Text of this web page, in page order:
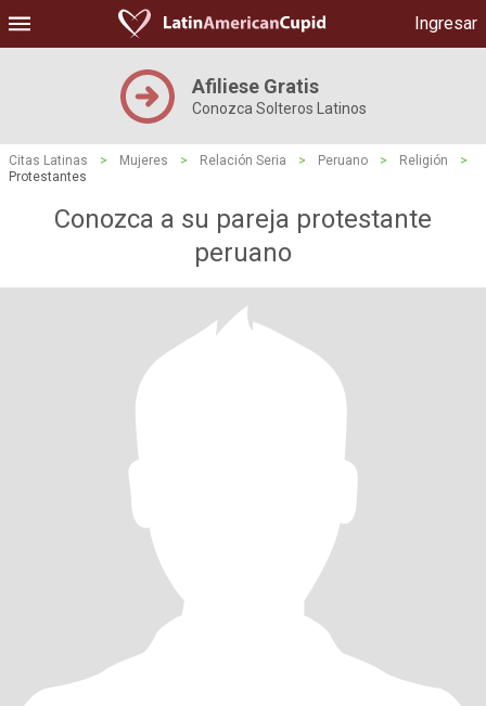
Ingresar
Afiliese Gratis
Conozca Solteros Latinos
Citas Latinas > Mujeres > Relación Seria > Peruano > Religión
>
Protestantes
Conozca a su pareja protestante
peruano